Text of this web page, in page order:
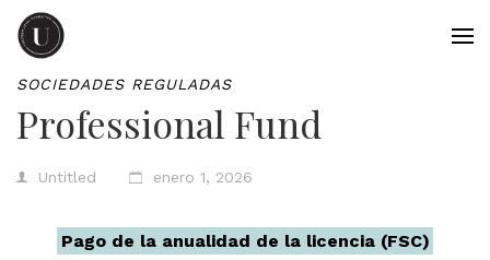
SOCIEDADES REGULADAS
Professional Fund
Untitled enero 1, 2026
Pago de la anualidad de la licencia (FSC)